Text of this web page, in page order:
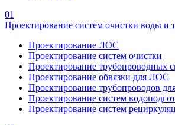
01
Проектирование систем очистки воды и
Проектирование ЛОС
Проектирование систем очистки
Проектирование трубопроводных
Проектирование обвязки для ЛОС
Проектирование трубопроводов
Проектирование систем
Проектирование систем